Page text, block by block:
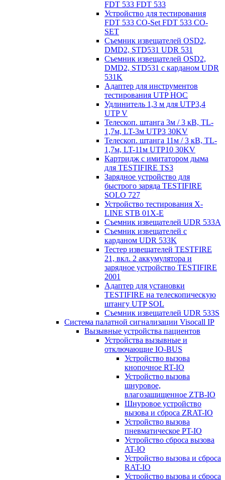
FDT 533 FDT 533
Устройство для тестирования
FDT 533 CO-Set FDT 533 CO-
SET
Съемник извещателей OSD2,
DMD2, STD531 UDR 531
Съемник извещателей OSD2,
DMD2, STD531 с карданом UDR
531K
Адаптер для инструментов
тестирования UTP HOC
Удлинитель 1,3 м для UTP3,4
UTP V
Телескоп. штанга 3м / 3 кВ, TL-
1,7м, LT-3м UTP3 30KV
Телескоп. штанга 11м / 3 кВ, TL-
1,7м, LT-11м UTP10 30KV
Картридж с имитатором дыма
для TESTIFIRE TS3
Зарядное устройство для
быстрого заряда TESTIFIRE
SOLO 727
Устройство тестирования X-
LINE STB 01X-E
Съемник извещателей UDR 533A
Съемник извещателей с
карданом UDR 533K
Тестер извещателей TESTFIRE
21, вкл. 2 аккумулятора и
зарядное устройство TESTIFIRE
2001
Адаптер для установки
TESTIFIRE на телескопическую
штангу UTP SOL
Съемник извещателей UDR 533S
Система палатной сигнализации Visocall IP
Вызывные устройства пациентов
Устройства вызывные и
отключающие IO-BUS
Устройство вызова
кнопочное RT-IO
Устройство вызова
шнуровое,
влагозащищенное ZTB-IO
Шнуровое устройство
вызова и сброса ZRAT-IO
Устройство вызова
пневматическое PT-IO
Устройство сброса вызова
AT-IO
Устройство вызова и сброса
RAT-IO
Устройство вызова и сброса